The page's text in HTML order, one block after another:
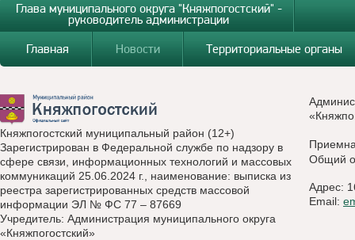
Глава муниципального округа "Княжпогостский" -
руководитель администрации
Главная
Новости Территориальные органы
Княжпогостский муниципальный район (12+)
Зарегистрирован в Федеральной службе по надзору в
сфере связи, информационных технологий и массовых
коммуникаций 25.06.2024 г., наименование: выписка из
реестра зарегистрированных средств массовой
информации ЭЛ № ФС 77 – 87669
Учредитель: Администрация муниципального округа
«Княжпогостский»
Общий
Адрес:
Email: